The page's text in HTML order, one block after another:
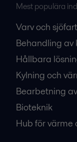
Mest populära
Varv och sjöfart
Behandling
Hållbara
Kylning och
Bearbetning
Bioteknik
Hub för värme